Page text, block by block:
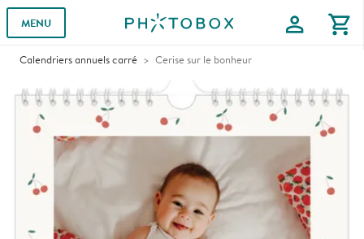
MENU profile shopping_cart
Calendriers annuels carré Cerise sur le bonheur